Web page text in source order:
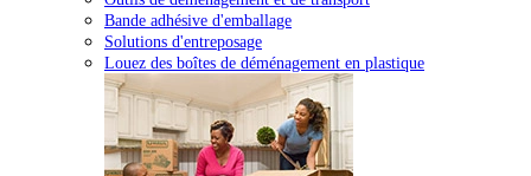
Bande adhésive d'emballage
Solutions d'entreposage
Louez des boîtes de déménagement en plastique